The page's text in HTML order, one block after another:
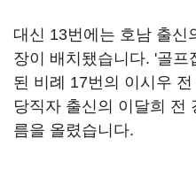
대신 13번에는 호남 출신
장이 배치됐습니다. '골프
된 비례 17번의 이시우
당직자 출신의 이달희 전
름을 올렸습니다.